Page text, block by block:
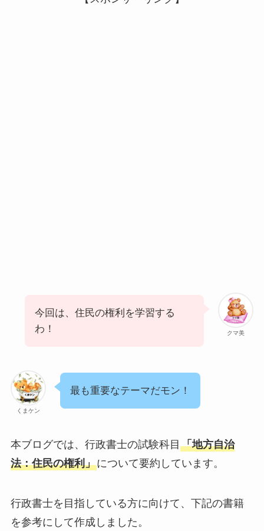
クマ美
今回は、住民の権利を学習する
わ！
くまケン
最も重要なテーマだモン！
本ブログでは、行政書士の試験科目 「地方自治
法：住民の権利」について要約しています。
行政書士を目指している方に向けて、下記の書籍
を参考にして作成しました。